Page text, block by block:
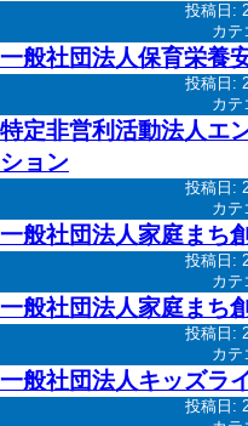
投稿日:
カテ
一般社団法人保育栄養
投稿日:
カテ
特定非営利活動法人エ
ション
投稿日:
カテ
一般社団法人家庭まち
投稿日:
カテ
一般社団法人家庭まち
投稿日:
カテ
一般社団法人キッズラ
投稿日: